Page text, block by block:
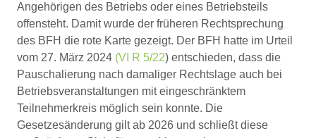
Angehörigen des Betriebs oder eines Betriebsteils
offensteht. Damit wurde der früheren Rechtsprechung
des BFH die rote Karte gezeigt. Der BFH hatte im Urteil
vom 27. März 2024 (VI R 5/22) entschieden, dass die
Pauschalierung nach damaliger Rechtslage auch bei
Betriebsveranstaltungen mit eingeschränktem
Teilnehmerkreis möglich sein konnte. Die
Gesetzesänderung gilt ab 2026 und schließt diese